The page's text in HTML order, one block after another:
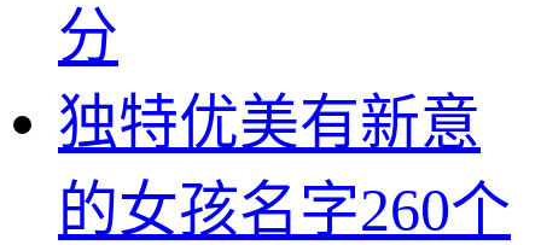
分
独特优美有新意
的女孩名字260个